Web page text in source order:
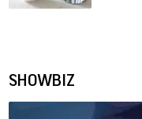
SHOWBIZ